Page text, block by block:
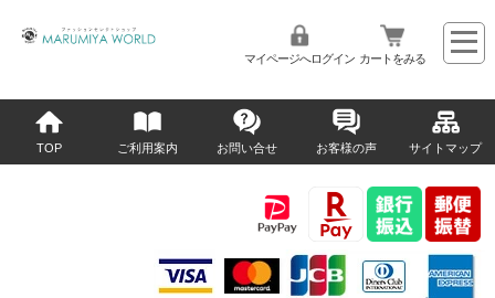
マイページへログイン カートをみる
TOP ご利用案内 お問い合せ お客様の声 サイトマップ